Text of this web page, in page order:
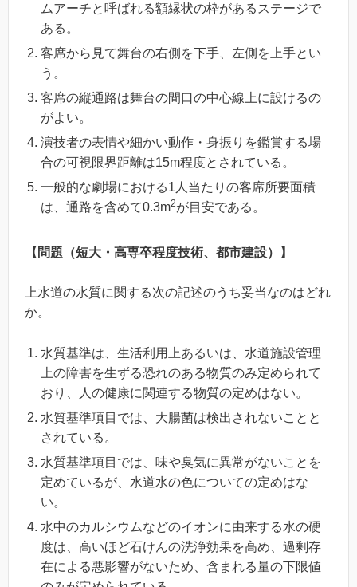
ムアーチと呼ばれる額縁状の枠があるステージで
ある。
客席から見て舞台の右側を下手、左側を上手とい
う。
客席の縦通路は舞台の間口の中心線上に設けるの
がよい。
演技者の表情や細かい動作・身振りを鑑賞する場
合の可視限界距離は15m程度とされている。
一般的な劇場における1人当たりの客席所要面積
は、通路を含めて0.3m2が目安である。
【問題（短大・高専卒程度技術、都市建設）】
上水道の水質に関する次の記述のうち妥当なのはどれ
か。
水質基準は、生活利用上あるいは、水道施設管理
上の障害を生ずる恐れのある物質のみ定められて
おり、人の健康に関連する物質の定めはない。
水質基準項目では、大腸菌は検出されないことと
されている。
水質基準項目では、味や臭気に異常がないことを
定めているが、水道水の色についての定めはな
い。
水中のカルシウムなどのイオンに由来する水の硬
度は、高いほど石けんの洗浄効果を高め、過剰存
在による悪影響がないため、含まれる量の下限値